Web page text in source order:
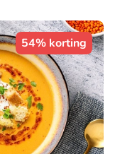
54% korting